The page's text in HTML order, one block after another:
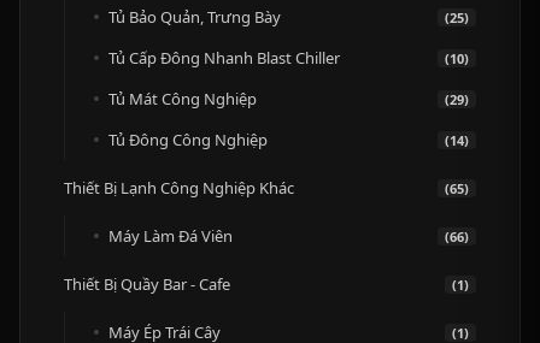
Tủ Bảo Quản, Trưng Bày (25)
Tủ Cấp Đông Nhanh Blast Chiller (10)
Tủ Mát Công Nghiệp (29)
Tủ Đông Công Nghiệp (14)
Thiết Bị Lạnh Công Nghiệp Khác (65)
Máy Làm Đá Viên (66)
Thiết Bị Quầy Bar - Cafe (1)
Máy Ép Trái Cây (1)